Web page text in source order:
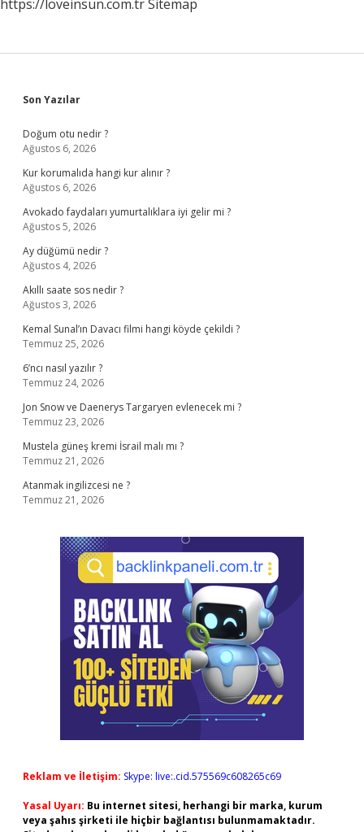
https://loveinsun.com.trSitemap
Sidebar
Son Yazılar
Doğum otu nedir ?
Ağustos 6, 2026
Kur korumalıda hangi kur alınır ?
Ağustos 6, 2026
Avokado faydaları yumurtalıklara iyi gelir mi ?
Ağustos 5, 2026
Ay düğümü nedir ?
Ağustos 4, 2026
Akıllı saate sos nedir ?
Ağustos 3, 2026
Kemal Sunal’ın Davacı filmi hangi köyde çekildi ?
Temmuz 25, 2026
6’ncı nasıl yazılır ?
Temmuz 24, 2026
Jon Snow ve Daenerys Targaryen evlenecek mi ?
Temmuz 23, 2026
Mustela güneş kremi İsrail malı mı ?
Temmuz 21, 2026
Atanmak ingilizcesi ne ?
Temmuz 21, 2026
Reklam ve İletişim: Skype: live:.cid.575569c608265c69
Yasal Uyarı: Bu internet sitesi, herhangi bir marka, kurum
veya şahıs şirketi ile hiçbir bağlantısı bulunmamaktadır.